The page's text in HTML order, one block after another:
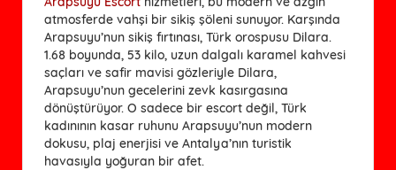
atmosferde vahşi bir sikiş şöleni sunuyor. Karşında
Arapsuyu’nun sikiş fırtınası, Türk orospusu Dilara.
1.68 boyunda, 53 kilo, uzun dalgalı karamel kahvesi
saçları ve safir mavisi gözleriyle Dilara,
Arapsuyu’nun gecelerini zevk kasırgasına
dönüştürüyor. O sadece bir escort değil, Türk
kadınının kasar ruhunu Arapsuyu’nun modern
dokusu, plaj enerjisi ve Antalya’nın turistik
havasıyla yoğuran bir afet.